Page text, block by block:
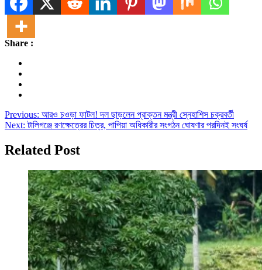
Share :
Post
navigation
Previous: আরও চওড়া ফাটল! দল ছাড়লেন প্রাক্তন মন্ত্রী স্নেহাশিস চক্রবর্তী
Next: টালিগঞ্জে রণক্ষেত্রের চিত্র, পাপিয়া অধিকারীর সংগঠন ঘোষণার পরদিনই সংঘর্ষ
Related Post